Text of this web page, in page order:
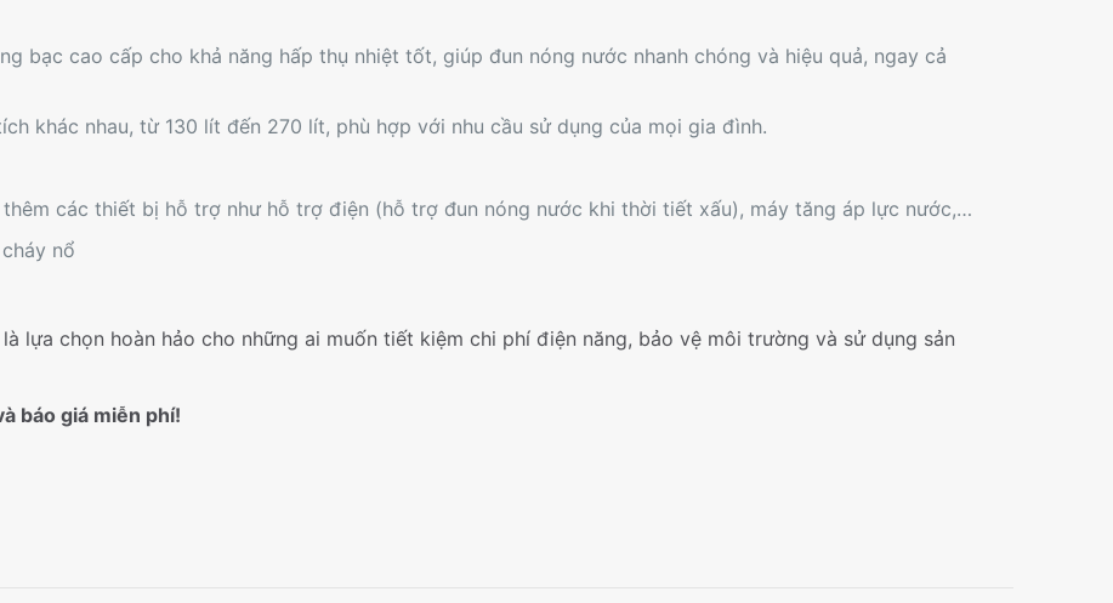
bạc cao cấp cho khả năng hấp thụ nhiệt tốt, giúp đun nóng nước nhanh chóng và hiệu quả, ngay cả
khác nhau, từ 130 lít đến 270 lít, phù hợp với nhu cầu sử dụng của mọi gia đình.
các thiết bị hỗ trợ như hỗ trợ điện (hỗ trợ đun nóng nước khi thời tiết xấu), máy tăng áp lực nước,…
nổ
lựa chọn hoàn hảo cho những ai muốn tiết kiệm chi phí điện năng, bảo vệ môi trường và sử dụng sản
báo giá miễn phí!